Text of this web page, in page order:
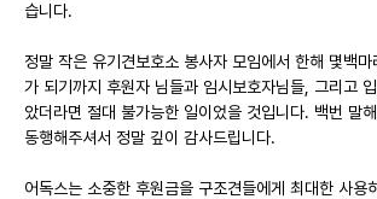
습니다.
정말 작은 유기견보호소 봉사자 모임에서 한해 몇백마
가 되기까지 후원자 님들과 임시보호자님들, 그리고
았더라면 절대 불가능한 일이었을 것입니다. 백번 말
동행해주셔서 정말 깊이 감사드립니다.
어독스는 소중한 후원금을 구조견들에게 최대한 사용